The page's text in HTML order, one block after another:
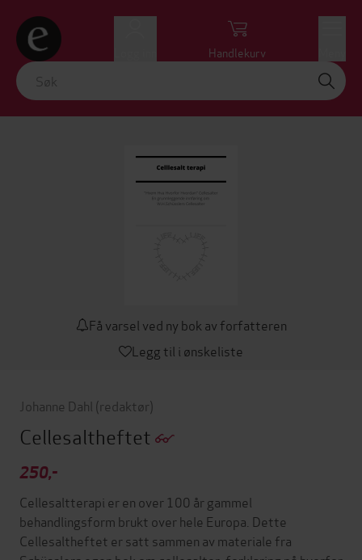
Handlekurv
Få varsel ved ny bok av forfatteren
Legg til i ønskeliste
Johanne Dahl (redaktør)
Cellesaltheftet
250,-
Cellesaltterapi er en over 100 år gammel
behandlingsform brukt over hele Europa. Dette
Cellesaltheftet er satt sammen av materiale fra